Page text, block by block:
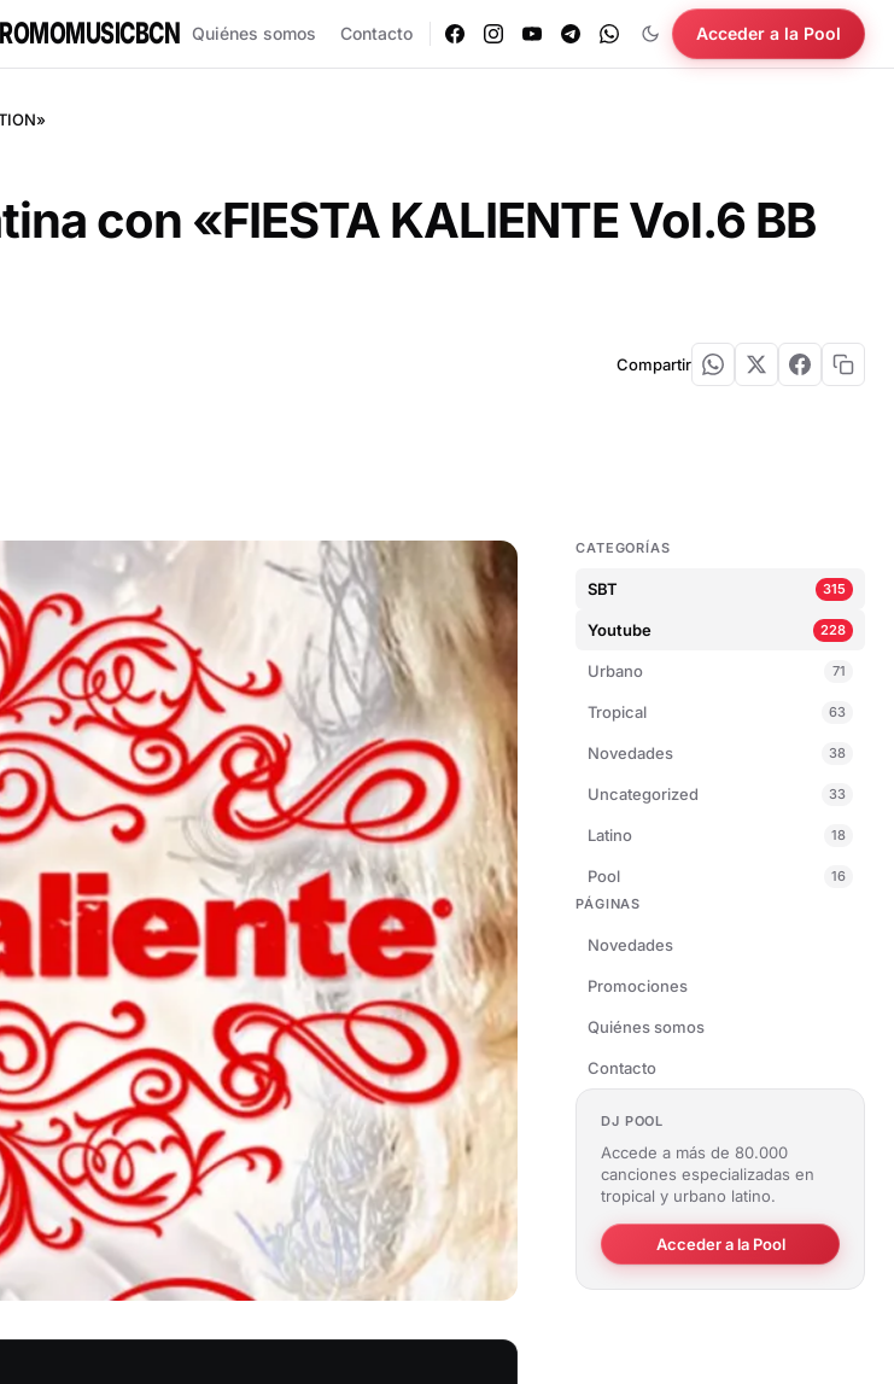
Quiénes somos Contacto Acceder a la Pool
con «FIESTA KALIENTE Vol.6 BB
Compartir
CATEGORÍAS
SBT 315
Youtube 228
Urbano 71
Tropical 63
Novedades 38
Uncategorized 33
Latino 18
Pool
16
PÁGINAS
Novedades
Promociones
Quiénes somos
Contacto
DJ POOL
Accede a más de 80.000
canciones especializadas en
tropical y urbano latino.
Acceder a la Pool